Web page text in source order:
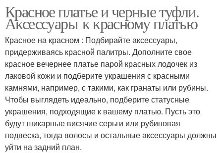
Красное платье и черные туфли.
Аксессуары к красному платью
Красное на красном : Подбирайте аксессуары,
придерживаясь красной палитры. Дополните свое
красное вечернее платье парой красных лодочек из
лаковой кожи и подберите украшения с красными
камнями, например, с такими, как гранаты или рубины.
Чтобы выглядеть идеально, подберите статусные
украшения, подходящие к вашему платью. Пусть это
будут шикарные висячие серьги или рубиновая
подвеска, тогда волосы и остальные аксессуары должны
уйти на задний план.